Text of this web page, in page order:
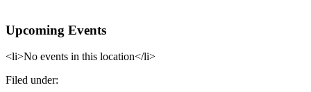
Upcoming Events
<li>No events in this location</li>
Filed under: